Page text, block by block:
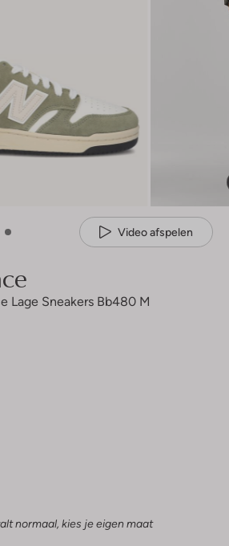
Video afspelen
Lage Sneakers Bb480 M
normaal, kies je eigen maat